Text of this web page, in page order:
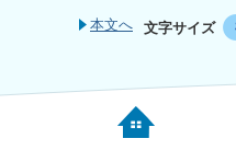
本文へ 文字サイズ